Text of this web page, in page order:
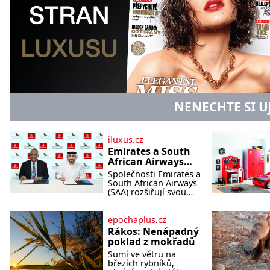
NENECHTE SI
iluxus.cz
Emirates a South
African Airways
rozšiřují
partnerství.
Cestujícím nově
jižní a střední
Africe
Společnosti Emirates a
South African Airways
(SAA) rozšiřují svou
spolupráci. Nová
reciproční dohoda
zpřístupní cestujícím
devět dalších destinací
v jižní a střední Africe
a u
epochaplus.cz
Rákos: Nenápadný
poklad z mokřadů
Šumí ve větru na
březích rybníků,